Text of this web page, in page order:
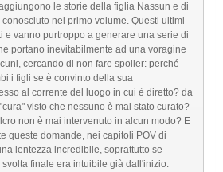
le storie della figlia Nassun e di
nel primo volume. Questi ultimi
e vanno purtroppo a generare una serie di
portano inevitabilmente ad una voragine
cercando di non fare spoiler: perché
i figli se è convinto della sua
al corrente del luogo in cui è diretto? da
visto che nessuno è mai stato curato?
non è mai intervenuto in alcun modo? E
queste domande, nei capitoli POV di
lentezza incredibile, soprattutto se
finale era intuibile già dall'inizio.